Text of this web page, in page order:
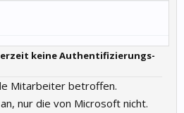
keine Authentifizierungs-
Mitarbeiter betroffen.
nur die von Microsoft nicht.